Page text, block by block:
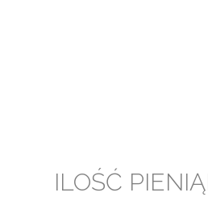
ILOŚĆ